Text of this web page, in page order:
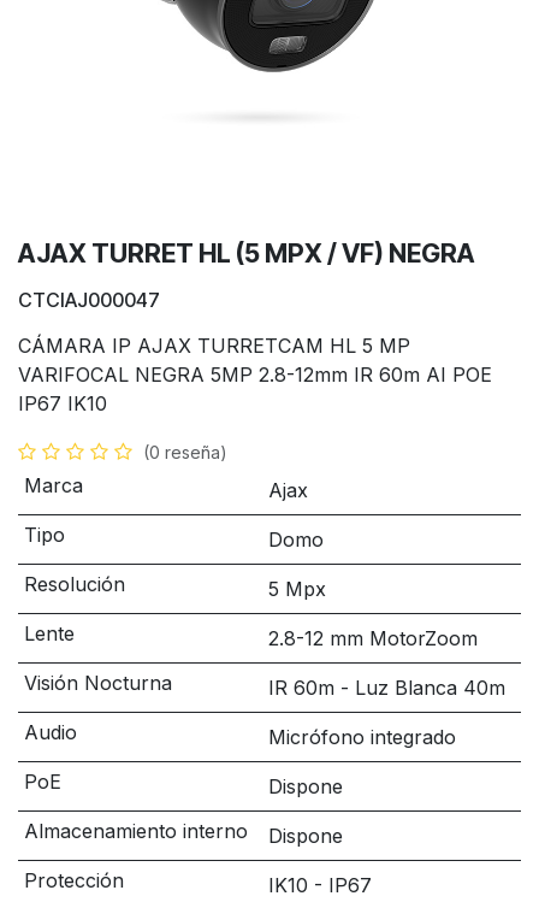
AJAX TURRET HL (5 MPX / VF) NEGRA
CTCIAJ000047
CÁMARA IP AJAX TURRETCAM HL 5 MP
VARIFOCAL NEGRA 5MP 2.8-12mm IR 60m AI POE
IP67 IK10
(0 reseña)
Marca
Ajax
Tipo
Domo
Resolución
5 Mpx
Lente
2.8-12 mm MotorZoom
Visión Nocturna
IR 60m - Luz Blanca 40m
Audio
Micrófono integrado
PoE
Dispone
Almacenamiento interno
Dispone
Protección
IK10 - IP67